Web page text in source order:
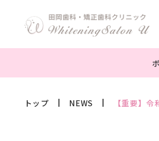
トップ NEWS 【重要】